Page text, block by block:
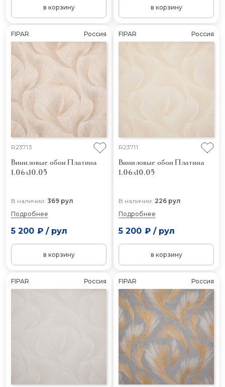
в корзину в корзину
FIPAR Россия
R23713
Виниловые обои Платина
1.06x10.05
В наличии: 369 рул
Подробнее
5 200 ₽/ рул
в корзину
FIPAR Россия
R23711
Виниловые обои Платина
1.06x10.05
В наличии: 226 рул
Подробнее
5 200 ₽/ рул
в корзину
FIPAR Россия FIPAR Россия